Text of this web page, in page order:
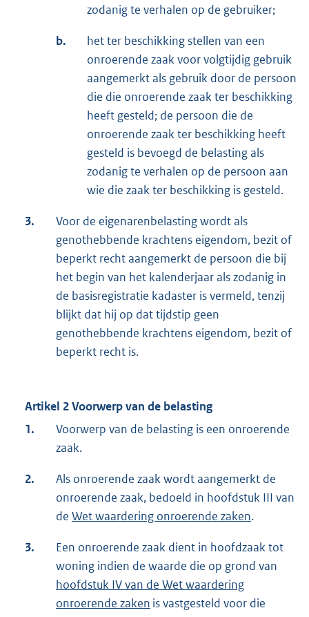
zodanig te verhalen op de gebruiker;
b.
het ter beschikking stellen van een
onroerende zaak voor volgtijdig gebruik
aangemerkt als gebruik door de persoon
die die onroerende zaak ter beschikking
heeft gesteld; de persoon die de
onroerende zaak ter beschikking heeft
gesteld is bevoegd de belasting als
zodanig te verhalen op de persoon aan
wie die zaak ter beschikking is gesteld.
3.
Voor de eigenarenbelasting wordt als
genothebbende krachtens eigendom, bezit of
beperkt recht aangemerkt de persoon die bij
het begin van het kalenderjaar als zodanig in
de basisregistratie kadaster is vermeld, tenzij
blijkt dat hij op dat tijdstip geen
genothebbende krachtens eigendom, bezit of
beperkt recht is.
Artikel 2 Voorwerp van de belasting
1.
Voorwerp van de belasting is een onroerende
zaak.
2.
Als onroerende zaak wordt aangemerkt de
onroerende zaak, bedoeld in hoofdstuk III van
de Wet waardering onroerende zaken.
3.
Een onroerende zaak dient in hoofdzaak tot
woning indien de waarde die op grond van
hoofdstuk IV van de Wet waardering
onroerende zaken is vastgesteld voor die